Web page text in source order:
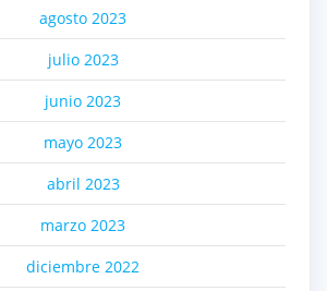
agosto 2023
julio 2023
junio 2023
mayo 2023
abril 2023
marzo 2023
diciembre 2022